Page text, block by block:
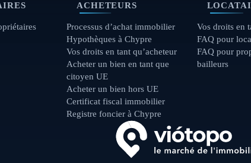
ACHETEURS
Processus d’achat immobilier
Hypothèques à Chypre
Vos droits en tant qu’acheteur
Acheter un bien en tant que
citoyen UE
Acheter un bien hors UE
Certificat fiscal immobilier
Registre foncier à Chypre
Vos droits en
FAQ pour
FAQ pour
bailleurs